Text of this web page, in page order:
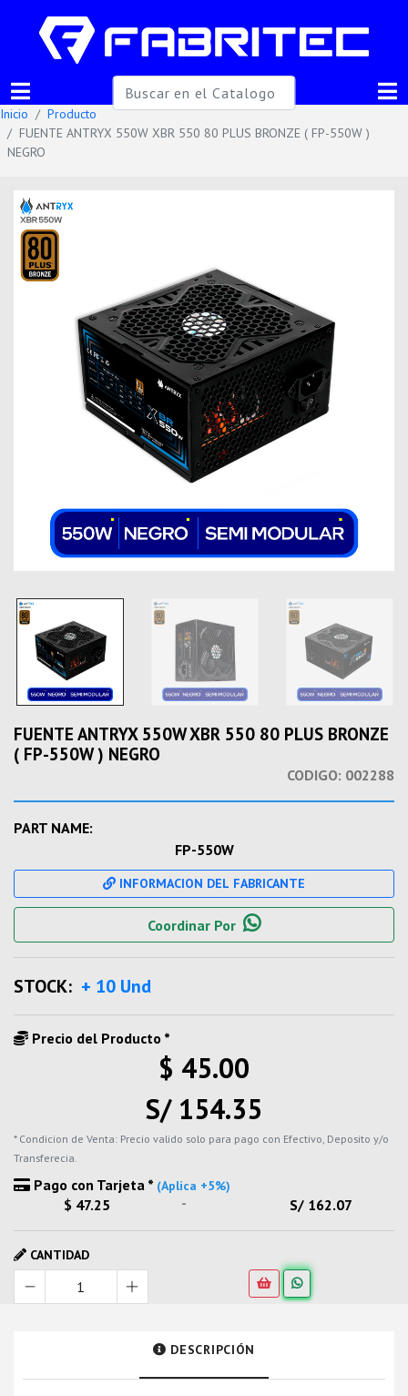
Inicio
Producto
FUENTE ANTRYX 550W XBR 550 80 PLUS BRONZE ( FP-550W )
NEGRO
FUENTE ANTRYX 550W XBR 550 80 PLUS BRONZE
( FP-550W ) NEGRO
CODIGO: 002288
PART NAME:
FP-550W
INFORMACION DEL FABRICANTE
Coordinar Por
STOCK: + 10 Und
Precio del Producto *
$ 45.00
S/ 154.35
* Condicion de Venta: Precio valido solo para pago con Efectivo, Deposito y/o
Transferecia.
Pago con Tarjeta * (Aplica +5%)
$ 47.25 - S/ 162.07
CANTIDAD
DESCRIPCIÓN